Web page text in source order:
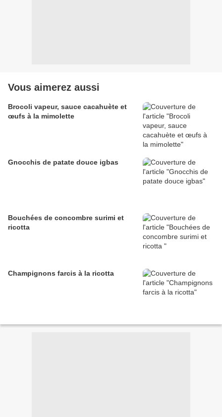
Vous aimerez aussi
Brocoli vapeur, sauce cacahuète et
œufs à la mimolette
Gnocchis de patate douce igbas
Bouchées de concombre surimi et
ricotta
Champignons farcis à la ricotta